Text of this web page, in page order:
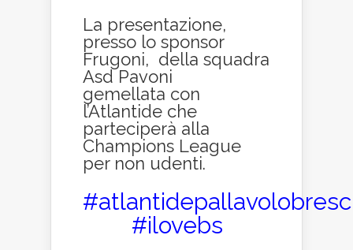
La presentazione,
presso lo sponsor
Frugoni, della squadra
Asd Pavoni
gemellata con
l’Atlantide che
parteciperà alla
Champions League
per non udenti.
#ilovebs